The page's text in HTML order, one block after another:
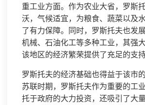
重工业方面。作为农业大省，罗斯
沃，气候适宜，为粮食、蔬菜以及
了有力保障。同时，罗斯托夫也发
机械、石油化工等多种工业，其强
该地区的经济繁荣提供了充足的支持
罗斯托夫的经济基础也得益于该市
苏联时期，罗斯托夫作为重要的工
托于政府的大力投资，还吸引了大